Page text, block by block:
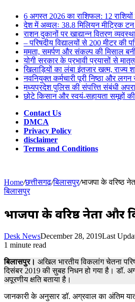
6 अगस्त 2026 का राशिफल: 12
देश में अव्वलः 38.8 मिलियन मीट्रिक
राशन दुकानों पर खाद्यान्न वितरण व्यवस्था
– परिषदीय विद्यालयों से 200 मीटर
ममता, समर्पण और संकल्प की मिसाल बनीं
योगी सरकार के प्रभावी प्रयासों से
खिलाड़ियों का लंबा इंतजार खत्म, राज्य
नवनियुक्त कर्मचारी पूरी निष्ठा और
मध्यप्रदेश पुलिस की संपत्त्ति संबंधी
छोटे किसान और स्वयं-सहायता समूहों
Contact Us
DMCA
Privacy Policy
disclaimer
Terms and Conditions
Home/छत्तीसगढ़/बिलासपुर/भाजपा के वरिष्ठ
बिलासपुर
भाजपा के वरिष्ठ नेता और
Desk NewsDecember 28, 2019Last
1 minute read
बिलासपुर। अखिल भारतीय विकलांग चेतना
दिसंबर 2019 की सुबह निधन हो गया है। डॉ.
अपूरणीय क्षति बताया है।
जानकारी के अनुसार डॉ. अग्रवाल का अंतिम